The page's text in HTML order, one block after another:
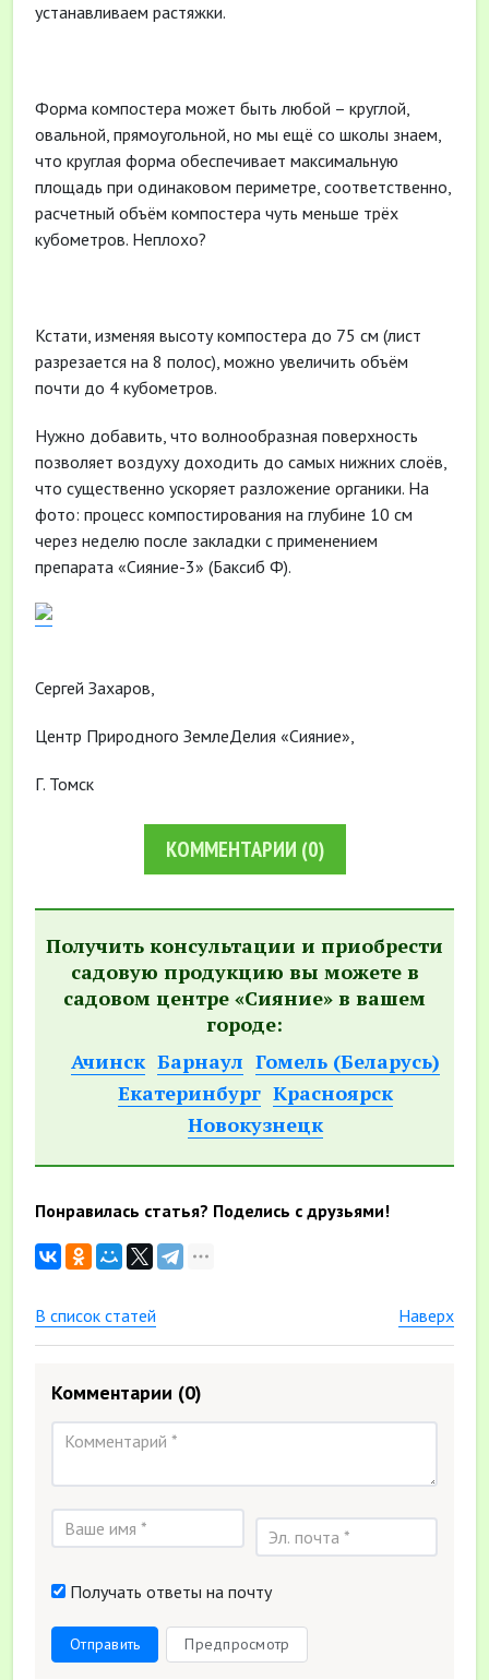
устанавливаем растяжки.
Форма компостера может быть любой – круглой,
овальной, прямоугольной, но мы ещё со школы знаем,
что круглая форма обеспечивает максимальную
площадь при одинаковом периметре, соответственно,
расчетный объём компостера чуть меньше трёх
кубометров. Неплохо?
Кстати, изменяя высоту компостера до 75 см (лист
разрезается на 8 полос), можно увеличить объём
почти до 4 кубометров.
Нужно добавить, что волнообразная поверхность
позволяет воздуху доходить до самых нижних слоёв,
что существенно ускоряет разложение органики. На
фото: процесс компостирования на глубине 10 см
через неделю после закладки с применением
препарата «Сияние-3» (Баксиб Ф).
Сергей Захаров,
Центр Природного ЗемлеДелия «Сияние»,
Г. Томск
КОММЕНТАРИИ (0)
Получить консультации и приобрести
садовую продукцию вы можете в
садовом центре «Сияние» в вашем
городе:
Ачинск Барнаул Гомель (Беларусь)
Екатеринбург Красноярск
Новокузнецк
Понравилась статья? Поделись с друзьями!
В список статей Наверх
Комментарии (0)
Получать ответы на почту
Отправить Предпросмотр